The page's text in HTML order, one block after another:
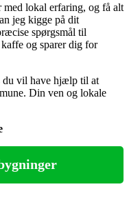
lokal erfaring, og få alt
jeg kigge på dit
spørgsmål til
og sparer dig for
vil have hjælp til at
Din ven og lokale